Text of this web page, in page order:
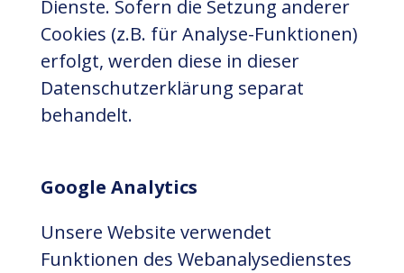
Dienste. Sofern die Setzung anderer
Cookies (z.B. für Analyse-Funktionen)
erfolgt, werden diese in dieser
Datenschutzerklärung separat
behandelt.
Google Analytics
Unsere Website verwendet
Funktionen des Webanalysedienstes